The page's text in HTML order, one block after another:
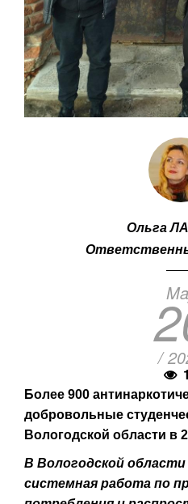
Ольга
/
Более 900
добровольные
Вологодской области в
В Вологодской
системная работа по